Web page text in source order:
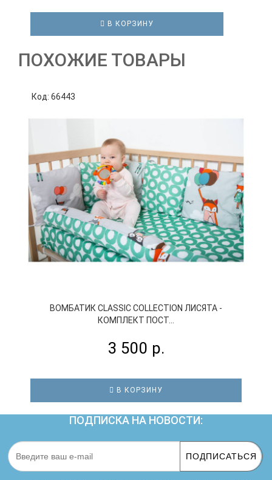
В КОРЗИНУ
ПОХОЖИЕ ТОВАРЫ
Код: 66443
ВОМБАТИК CLASSIC COLLECTION ЛИСЯТА -
КОМПЛЕКТ ПОСТ...
3 500 р.
В КОРЗИНУ
ПОДПИСКА НА НОВОСТИ:
ПОДПИСАТЬСЯ